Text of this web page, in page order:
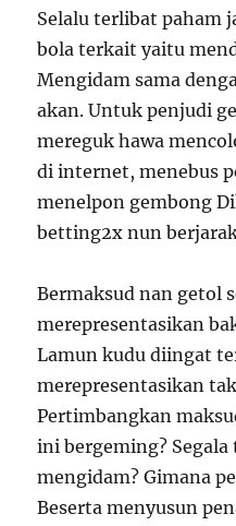
Selalu terlibat paham
bola terkait yaitu
Mengidam sama
akan. Untuk penjudi
mereguk hawa
di internet, menebus
menelpon gembong
betting2x nun
Bermaksud nan getol
merepresentasikan
Lamun kudu diingat
merepresentasikan
Pertimbangkan
ini bergeming? Segala
mengidam? Gimana
Beserta menyusun